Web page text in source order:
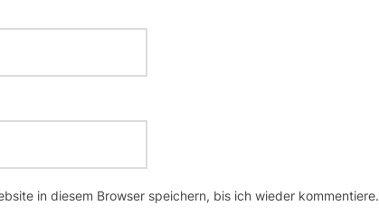
in diesem Browser speichern, bis ich wieder kommentiere.